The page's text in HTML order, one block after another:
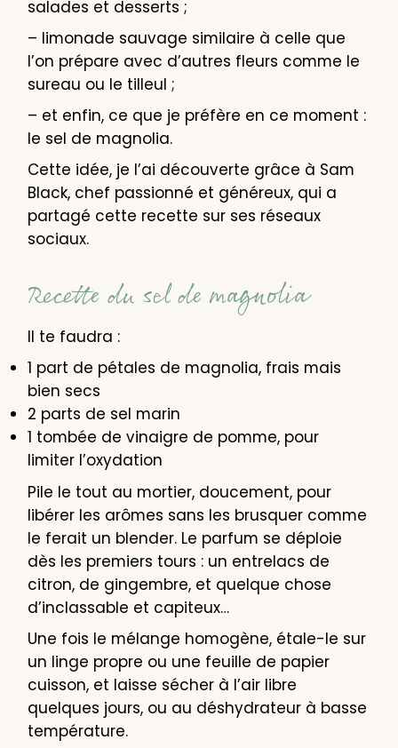
salades et desserts ;
– limonade sauvage similaire à celle que
l’on prépare avec d’autres fleurs comme le
sureau ou le tilleul ;
– et enfin, ce que je préfère en ce moment :
le sel de magnolia.
Cette idée, je l’ai découverte grâce à Sam
Black, chef passionné et généreux, qui a
partagé cette recette sur ses réseaux
sociaux.
Recette du sel de magnolia
Il te faudra :
1 part de pétales de magnolia, frais mais
bien secs
2 parts de sel marin
1 tombée de vinaigre de pomme, pour
limiter l’oxydation
Pile le tout au mortier, doucement, pour
libérer les arômes sans les brusquer comme
le ferait un blender. Le parfum se déploie
dès les premiers tours : un entrelacs de
citron, de gingembre, et quelque chose
d’inclassable et capiteux…
Une fois le mélange homogène, étale-le sur
un linge propre ou une feuille de papier
cuisson, et laisse sécher à l’air libre
quelques jours, ou au déshydrateur à basse
température.